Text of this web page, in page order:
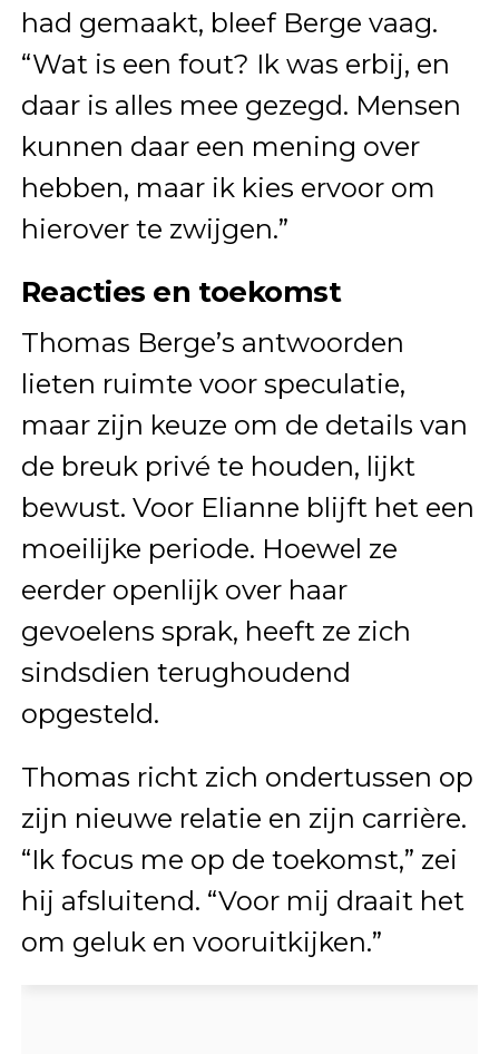
had gemaakt, bleef Berge vaag.
“Wat is een fout? Ik was erbij, en
daar is alles mee gezegd. Mensen
kunnen daar een mening over
hebben, maar ik kies ervoor om
hierover te zwijgen.”
Reacties en toekomst
Thomas Berge’s antwoorden
lieten ruimte voor speculatie,
maar zijn keuze om de details van
de breuk privé te houden, lijkt
bewust. Voor Elianne blijft het een
moeilijke periode. Hoewel ze
eerder openlijk over haar
gevoelens sprak, heeft ze zich
sindsdien terughoudend
opgesteld.
Thomas richt zich ondertussen op
zijn nieuwe relatie en zijn carrière.
“Ik focus me op de toekomst,” zei
hij afsluitend. “Voor mij draait het
om geluk en vooruitkijken.”